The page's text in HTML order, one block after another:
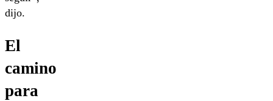
dijo.
El
camino
para